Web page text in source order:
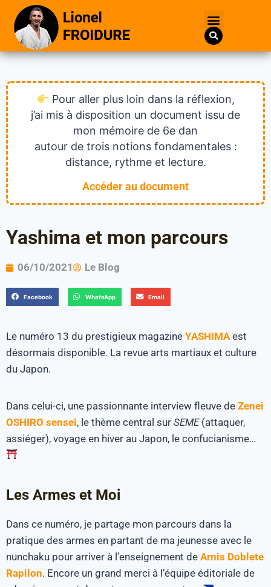
Pour aller plus loin dans la réflexion,
j’ai mis à disposition un document issu de
mon mémoire de 6e dan
autour de trois notions fondamentales :
distance, rythme et lecture.
Accéder au document
Yashima et mon parcours
06/10/2021 Le Blog
Facebook WhatsApp Email
Le numéro 13 du prestigieux magazine YASHIMA est
désormais disponible. La revue arts martiaux et culture
du Japon.
Dans celui-ci, une passionnante interview fleuve de Zenei
OSHIRO sensei, le thème central sur SEME(attaquer,
assiéger), voyage en hiver au Japon, le confucianisme…
Les Armes et Moi
Dans ce numéro, je partage mon parcours dans la
pratique des armes en partant de ma jeunesse avec le
nunchaku pour arriver à l’enseignement de Arnis Doblete
Rapilon. Encore un grand merci à l’équipe éditoriale de